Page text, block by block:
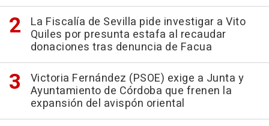
La Fiscalía de Sevilla pide investigar a Vito
Quiles por presunta estafa al recaudar
donaciones tras denuncia de Facua
Victoria Fernández (PSOE) exige a Junta y
Ayuntamiento de Córdoba que frenen la
expansión del avispón oriental